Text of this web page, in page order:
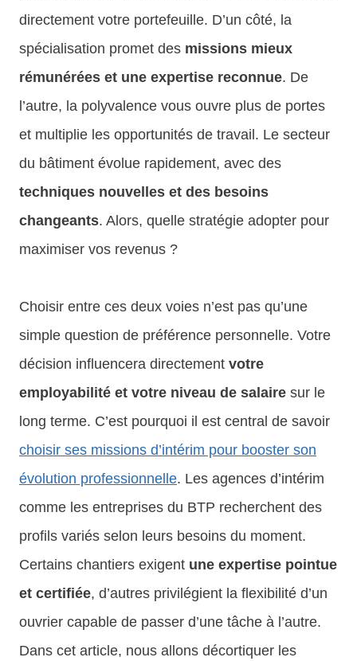
directement votre portefeuille. D’un côté, la
spécialisation promet des missions mieux
rémunérées et une expertise reconnue. De
l’autre, la polyvalence vous ouvre plus de portes
et multiplie les opportunités de travail. Le secteur
du bâtiment évolue rapidement, avec des
techniques nouvelles et des besoins
changeants. Alors, quelle stratégie adopter pour
maximiser vos revenus ?
Choisir entre ces deux voies n’est pas qu’une
simple question de préférence personnelle. Votre
décision influencera directement votre
employabilité et votre niveau de salaire sur le
long terme. C’est pourquoi il est central de savoir
choisir ses missions d’intérim pour booster son
évolution professionnelle. Les agences d’intérim
comme les entreprises du BTP recherchent des
profils variés selon leurs besoins du moment.
Certains chantiers exigent une expertise pointue
et certifiée, d’autres privilégient la flexibilité d’un
ouvrier capable de passer d’une tâche à l’autre.
Dans cet article, nous allons décortiquer les